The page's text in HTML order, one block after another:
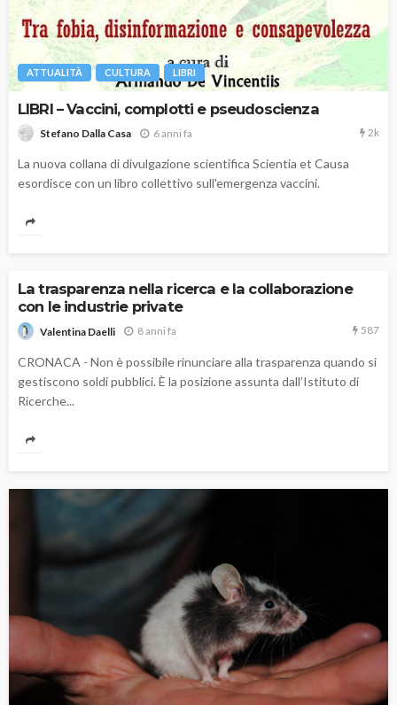
ATTUALITÀ CULTURA LIBRI
LIBRI – Vaccini, complotti e pseudoscienza
Stefano Dalla Casa 6 anni fa 2k
La nuova collana di divulgazione scientifica Scientia et Causa
esordisce con un libro collettivo sull'emergenza vaccini.
La trasparenza nella ricerca e la collaborazione
con le industrie private
Valentina Daelli 8 anni fa 587
CRONACA - Non è possibile rinunciare alla trasparenza quando si
gestiscono soldi pubblici. È la posizione assunta dall’Istituto di
Ricerche...